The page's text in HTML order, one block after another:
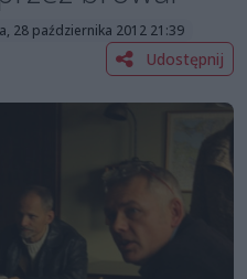
28 października 2012 21:39
Udostępnij